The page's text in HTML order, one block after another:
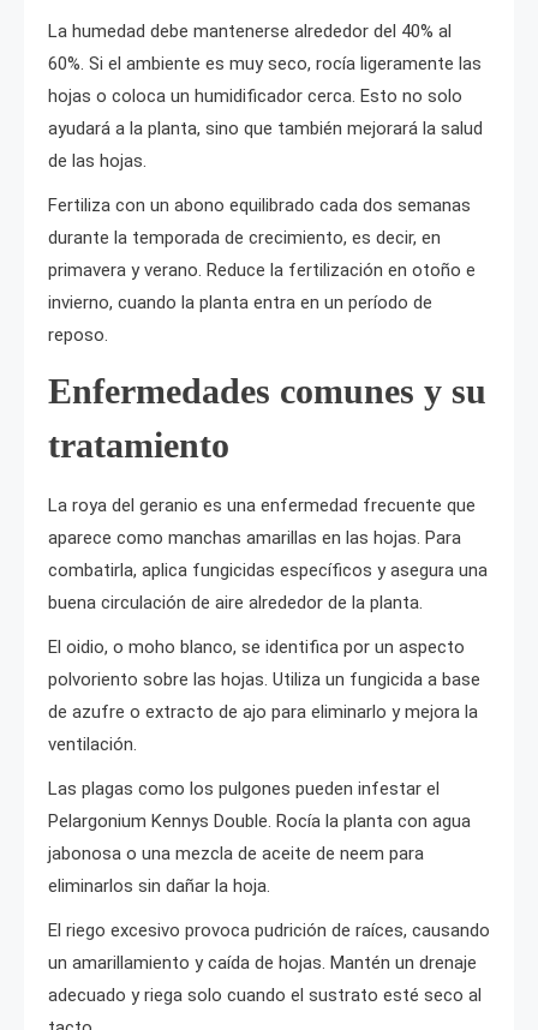
La humedad debe mantenerse alrededor del 40% al
60%. Si el ambiente es muy seco, rocía ligeramente las
hojas o coloca un humidificador cerca. Esto no solo
ayudará a la planta, sino que también mejorará la salud
de las hojas.
Fertiliza con un abono equilibrado cada dos semanas
durante la temporada de crecimiento, es decir, en
primavera y verano. Reduce la fertilización en otoño e
invierno, cuando la planta entra en un período de
reposo.
Enfermedades comunes y su
tratamiento
La roya del geranio es una enfermedad frecuente que
aparece como manchas amarillas en las hojas. Para
combatirla, aplica fungicidas específicos y asegura una
buena circulación de aire alrededor de la planta.
El oidio, o moho blanco, se identifica por un aspecto
polvoriento sobre las hojas. Utiliza un fungicida a base
de azufre o extracto de ajo para eliminarlo y mejora la
ventilación.
Las plagas como los pulgones pueden infestar el
Pelargonium Kennys Double. Rocía la planta con agua
jabonosa o una mezcla de aceite de neem para
eliminarlos sin dañar la hoja.
El riego excesivo provoca pudrición de raíces, causando
un amarillamiento y caída de hojas. Mantén un drenaje
adecuado y riega solo cuando el sustrato esté seco al